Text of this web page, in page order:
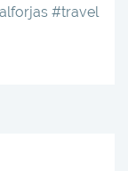
#travel